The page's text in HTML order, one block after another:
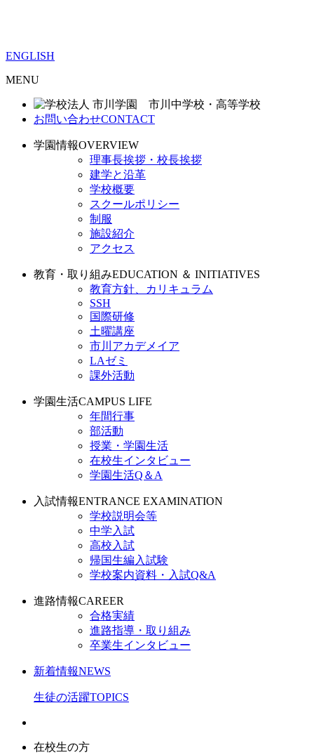
ENGLISH
MENU
お問い合わせCONTACT
学園情報OVERVIEW
理事長挨拶・校長挨拶
建学と沿革
学校概要
スクールポリシー
制服
施設紹介
アクセス
教育・取り組みEDUCATION ＆ INITIATIVES
教育方針、カリキュラム
SSH
国際研修
土曜講座
市川アカデメイア
LAゼミ
課外活動
学園生活CAMPUS LIFE
年間行事
部活動
授業・学園生活
在校生インタビュー
学園生活Q＆A
入試情報ENTRANCE EXAMINATION
学校説明会等
中学入試
高校入試
帰国生編入試験
学校案内資料・入試Q&A
進路情報CAREER
合格実績
進路指導・取り組み
卒業生インタビュー
新着情報NEWS
生徒の活躍TOPICS
在校生の方